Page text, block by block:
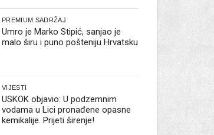
PREMIUM SADRŽAJ
Umro je Marko Stipić, sanjao je
malo širu i puno pošteniju Hrvatsku
VIJESTI
USKOK objavio: U podzemnim
vodama u Lici pronađene opasne
kemikalije. Prijeti širenje!